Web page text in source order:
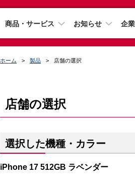
商品・サービス お知らせ 企
ホーム 製品 店舗の選択
店舗の選択
選択した機種・カラー
iPhone 17 512GB ラベンダー